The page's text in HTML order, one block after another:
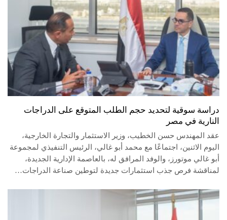
دراسة سوقية لتحديد حجم الطلب المتوقع على الدراجات
النارية في مصر
عقد المهندس حسن الخطيب، وزير الاستثمار والتجارة الخارجية،
اليوم الاثنين، اجتماعًا مع محمد أبو غالي، الرئيس التنفيذي لمجموعة
أبو غالي موتورز، والوفد المرافق له، بالعاصمة الإدارية الجديدة،
لمناقشة فرص جذب استثمارات جديدة لتوطين صناعة الدراجات…